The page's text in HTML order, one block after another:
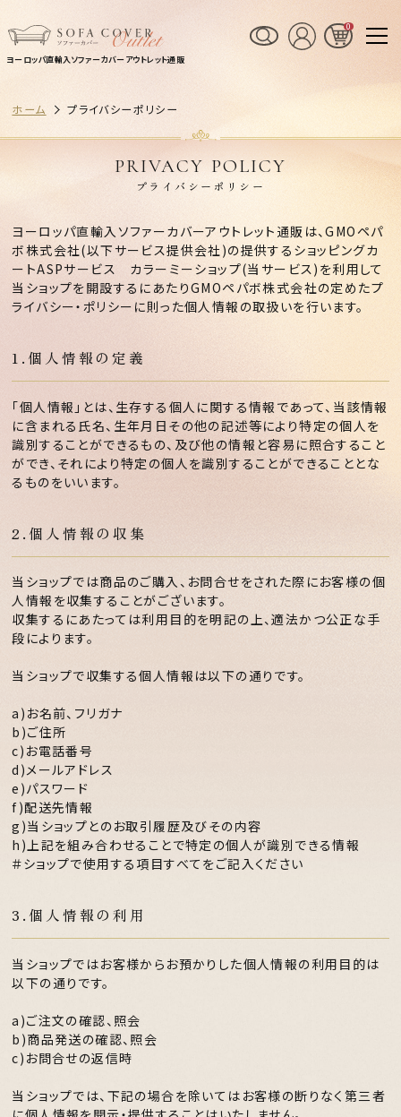
ヨーロッパ直輸入ソファーカバーアウトレット通販
0
ホーム プライバシーポリシー
PRIVACY POLICY
プライバシーポリシー
ヨーロッパ直輸入ソファーカバーアウトレット通販は、GMOペパ
ボ株式会社(以下サービス提供会社)の提供するショッピングカ
ートASPサービス カラーミーショップ(当サービス)を利用して
当ショップを開設するにあたりGMOペパボ株式会社の定めたプ
ライバシー・ポリシー に則った個人情報の取扱いを行います。
1.個人情報の定義
「個人情報」とは、生存する個人に関する情報であって、当該情報
に含まれる氏名、生年月日その他の記述等により特定の個人を
識別することができるもの、及び他の情報と容易に照合すること
ができ、それにより特定の個人を識別することができることとな
るものをいいます。
2.個人情報の収集
当ショップでは商品のご購入、お問合せをされた際にお客様の個
人情報を収集することがございます。
収集するにあたっては利用目的を明記の上、適法かつ公正な手
段によります。
当ショップで収集する個人情報は以下の通りです。
a)お名前、フリガナ
b)ご住所
c)お電話番号
d)メールアドレス
e)パスワード
f)配送先情報
g)当ショップとのお取引履歴及びその内容
h)上記を組み合わせることで特定の個人が識別できる情報
＃ショップで使用する項目すべてをご記入ください
3.個人情報の利用
当ショップではお客様からお預かりした個人情報の利用目的は
以下の通りです。
a)ご注文の確認、照会
b)商品発送の確認、照会
c)お問合せの返信時
当ショップでは、下記の場合を除いてはお客様の断りなく第三者